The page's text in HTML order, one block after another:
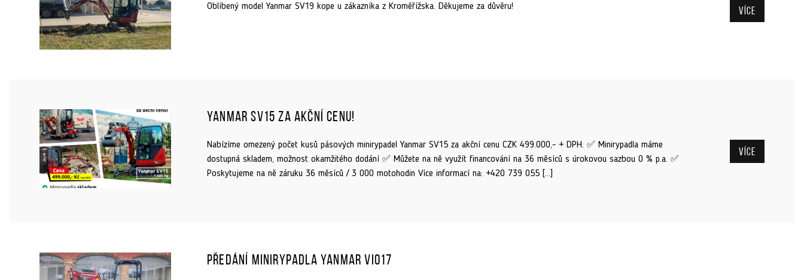
Oblíbený model Yanmar SV19 kope u zákazníka z Kroměřížska. Děkujeme za důvěru! Více
Yanmar SV15 za akční cenu!
Nabízíme omezený počet kusů pásových minirypadel Yanmar SV15 za akční cenu CZK 499.000,- + DPH. ✅ Minirypadla máme
dostupná skladem, možnost okamžitého dodání ✅ Můžete na ně využít financování na 36 měsíců s úrokovou sazbou 0 % p.a. ✅
Poskytujeme na ně záruku 36 měsíců / 3 000 motohodin Více informací na: +420 739 055 […]
Více
Předání minirypadla Yanmar ViO17